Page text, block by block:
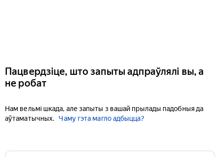
Пацвердзіце, што запыты адпраўлялі вы, а
не робат
Нам вельмі шкада, але запыты з вашай прылады падобныя да
аўтаматычных.
Чаму гэта магло адбыцца?